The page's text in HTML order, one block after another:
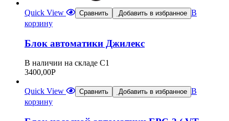
Quick View Сравнить Добавить в избранное В
корзину
Блок автоматики Джилекс
В наличии на складе С1
3400,00Р
Quick View Сравнить Добавить в избранное В
корзину